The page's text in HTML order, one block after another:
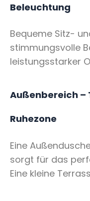
Beleuchtung
Bequeme Sitz-
stimmungsvolle
leistungsstarker
Außenbereich –
Ruhezone
Eine
sorgt für das
Eine kleine